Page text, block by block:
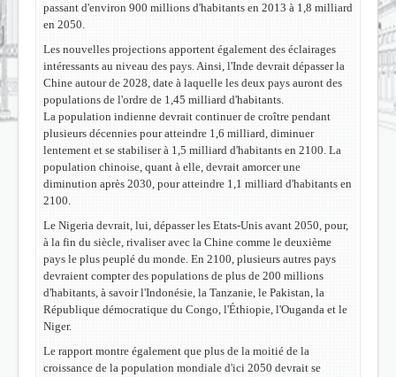
passant d'environ 900 millions d'habitants en 2013 à 1,8 milliard
en 2050.
Les nouvelles projections apportent également des éclairages
intéressants au niveau des pays. Ainsi, l'Inde devrait dépasser la
Chine autour de 2028, date à laquelle les deux pays auront des
populations de l'ordre de 1,45 milliard d'habitants.
La population indienne devrait continuer de croître pendant
plusieurs décennies pour atteindre 1,6 milliard, diminuer
lentement et se stabiliser à 1,5 milliard d'habitants en 2100. La
population chinoise, quant à elle, devrait amorcer une
diminution après 2030, pour atteindre 1,1 milliard d'habitants en
2100.
Le Nigeria devrait, lui, dépasser les Etats-Unis avant 2050, pour,
à la fin du siècle, rivaliser avec la Chine comme le deuxième
pays le plus peuplé du monde. En 2100, plusieurs autres pays
devraient compter des populations de plus de 200 millions
d'habitants, à savoir l'Indonésie, la Tanzanie, le Pakistan, la
République démocratique du Congo, l'Éthiopie, l'Ouganda et le
Niger.
Le rapport montre également que plus de la moitié de la
croissance de la population mondiale d'ici 2050 devrait se